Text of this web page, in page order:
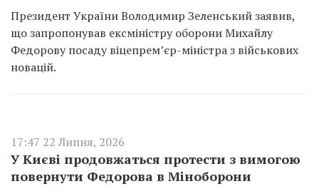
Президент України Володимир Зеленський заявив,
що запропонував ексміністру оборони Михайлу
Федорову посаду віцепрем’єр-міністра з військових
новацій.
17:47 22 Липня, 2026
У Києві продовжаться протести з вимогою
повернути Федорова в Міноборони